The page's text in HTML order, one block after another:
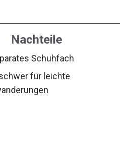
Nachteile
für leichte